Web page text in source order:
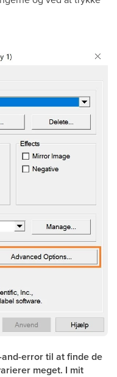
error til at finde de
meget. I mit